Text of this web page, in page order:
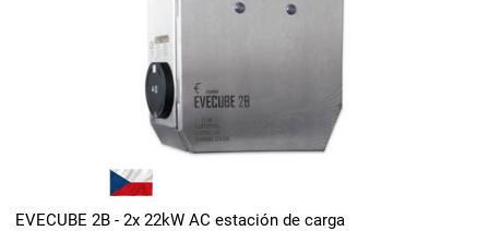
EVECUBE 2B - 2x 22kW AC estación de carga